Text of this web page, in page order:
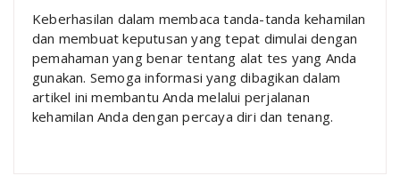
Keberhasilan dalam membaca tanda-tanda kehamilan
dan membuat keputusan yang tepat dimulai dengan
pemahaman yang benar tentang alat tes yang Anda
gunakan. Semoga informasi yang dibagikan dalam
artikel ini membantu Anda melalui perjalanan
kehamilan Anda dengan percaya diri dan tenang.